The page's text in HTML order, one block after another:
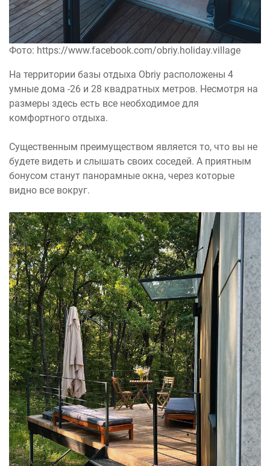
Фото: https://www.facebook.com/obriy.holiday.village
На территории базы отдыха Obriy расположены 4
умные дома -26 и 28 квадратных метров. Несмотря на
размеры здесь есть все необходимое для
комфортного отдыха.
Существенным преимуществом является то, что вы не
будете видеть и слышать своих соседей. А приятным
бонусом станут панорамные окна, через которые
видно все вокруг.